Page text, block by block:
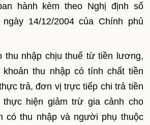
hành kèm theo Nghị định số
ngày 14/12/2004 của Chính phủ
thu nhập chịu thuế từ tiền lương,
thu nhập có tính chất tiền
trả, đơn vị trực tiếp chi trả tiền
thực hiện giảm trừ gia cảnh cho
có thu nhập và người phụ thuộc